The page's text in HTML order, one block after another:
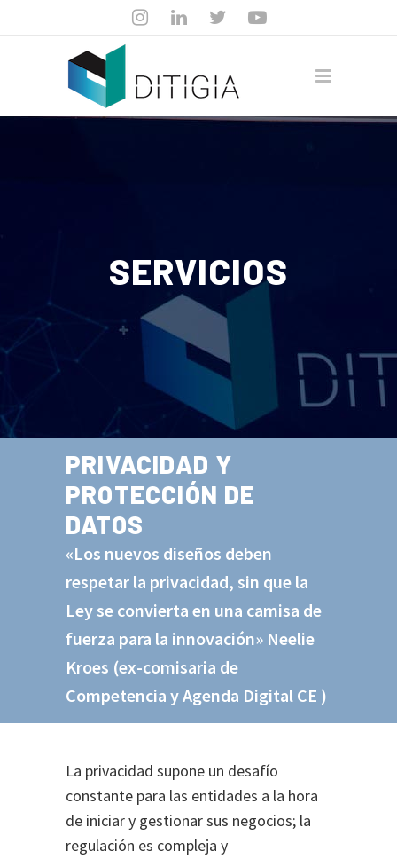
SERVICIOS
PRIVACIDAD Y
PROTECCIÓN DE
DATOS
«Los nuevos diseños deben
respetar la privacidad, sin que la
Ley se convierta en una camisa de
fuerza para la innovación» Neelie
Kroes (ex-comisaria de
Competencia y Agenda Digital CE )
La privacidad supone un desafío
constante para las entidades a la hora
de iniciar y gestionar sus negocios; la
regulación es compleja y